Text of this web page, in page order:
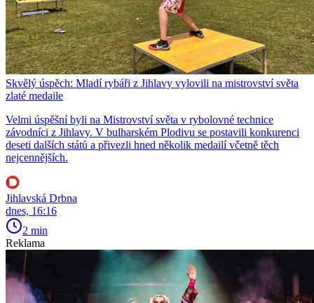
Skvělý úspěch: Mladí rybáři z Jihlavy vylovili na mistrovství světa
zlaté medaile
Velmi úspěšní byli na Mistrovství světa v rybolovné technice
závodníci z Jihlavy. V bulharském Plodivu se postavili konkurenci
deseti dalších států a přivezli hned několik medailí včetně těch
nejcennějších.
Jihlavská Drbna
dnes, 16:16
2 min
Reklama